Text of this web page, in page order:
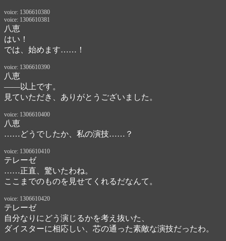
voice: 1306610380
voice: 1306610381
八恵
はい！
では、始めます……！
voice: 1306610390
八恵
――以上です。
見ていただき、ありがとうございました。
voice: 1306610400
八恵
……どうでしたか、私の演技……？
voice: 1306610410
テレーゼ
……正直、驚いたわね。
ここまでのものを見せてくれるだなんて。
voice: 1306610420
テレーゼ
自分なりにどう演じるかを考え抜いた、
ダイスターに相応しい、芯の通った素敵な演技だったわ。